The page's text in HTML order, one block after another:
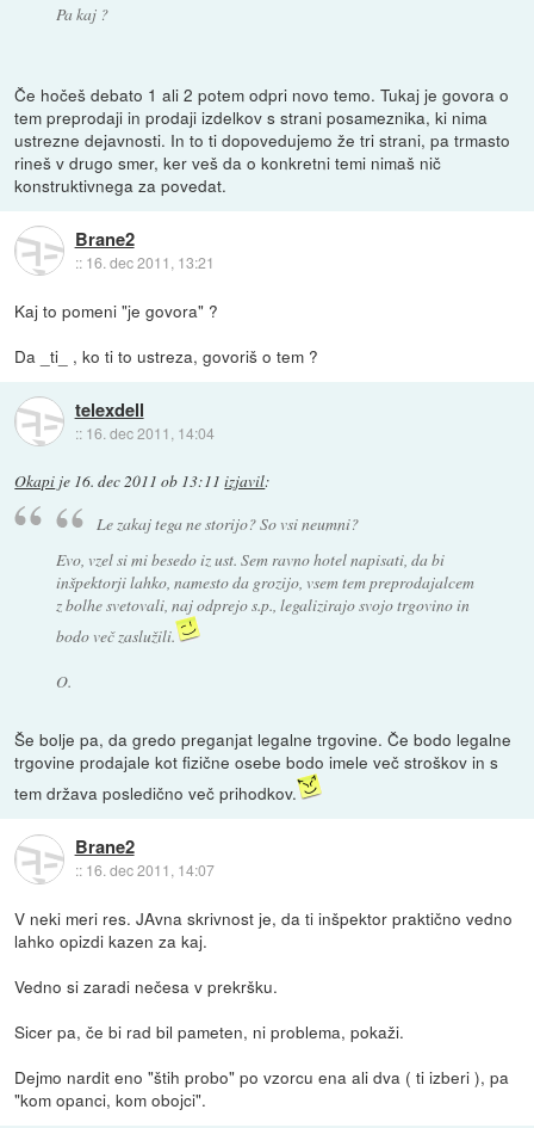
Pa kaj ?
Če hočeš debato 1 ali 2 potem odpri novo temo. Tukaj je govora o
tem preprodaji in prodaji izdelkov s strani posameznika, ki nima
ustrezne dejavnosti. In to ti dopovedujemo že tri strani, pa trmasto
rineš v drugo smer, ker veš da o konkretni temi nimaš nič
konstruktivnega za povedat.
Brane2
:: 16. dec 2011, 13:21
Kaj to pomeni "je govora" ?
Da _ti_ , ko ti to ustreza, govoriš o tem ?
telexdell
:: 16. dec 2011, 14:04
Okapi je 16. dec 2011 ob 13:11 izjavil:
Le zakaj tega ne storijo? So vsi neumni?
Evo, vzel si mi besedo iz ust. Sem ravno hotel napisati, da bi
inšpektorji lahko, namesto da grozijo, vsem tem preprodajalcem
z bolhe svetovali, naj odprejo s.p., legalizirajo svojo trgovino in
bodo več zaslužili.
O.
Še bolje pa, da gredo preganjat legalne trgovine. Če bodo legalne
trgovine prodajale kot fizične osebe bodo imele več stroškov in s
tem država posledično več prihodkov.
Brane2
:: 16. dec 2011, 14:07
V neki meri res. JAvna skrivnost je, da ti inšpektor praktično vedno
lahko opizdi kazen za kaj.
Vedno si zaradi nečesa v prekršku.
Sicer pa, če bi rad bil pameten, ni problema, pokaži.
Dejmo nardit eno "štih probo" po vzorcu ena ali dva ( ti izberi ), pa
"kom opanci, kom obojci".